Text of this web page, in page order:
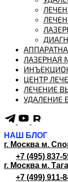
ЛАЗЕРНАЯ
ЦЕНТР
ЛЕЧЕНИЕ
УДАЛЕНИЕ
НАШ БЛОГ
г. Москва м.
+7 (495) 837-
г. Москва м.
+7 (499) 911-